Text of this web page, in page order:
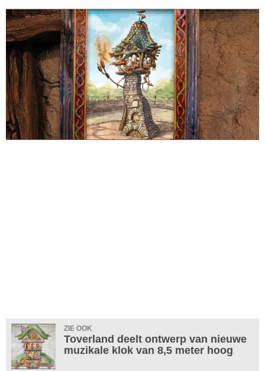
ZIE OOK
Toverland deelt ontwerp van nieuwe
muzikale klok van 8,5 meter hoog